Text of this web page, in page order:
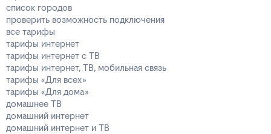
список городов
проверить возможность подключения
все тарифы
тарифы интернет
тарифы интернет с ТВ
тарифы интернет, ТВ, мобильная связь
тарифы «Для всех»
тарифы «Для дома»
домашнее ТВ
домашний интернет
домашний интернет и ТВ